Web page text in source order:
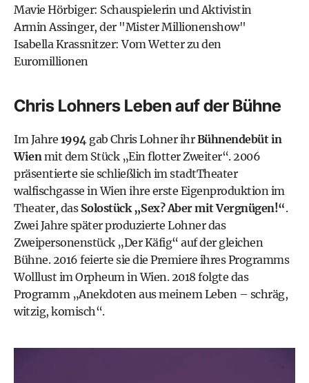
Mavie Hörbiger: Schauspielerin und Aktivistin
Armin Assinger, der "Mister Millionenshow"
Isabella Krassnitzer: Vom Wetter zu den
Euromillionen
Chris Lohners Leben auf der Bühne
Im Jahre 1994 gab Chris Lohner ihrBühnendebüt in
Wien mit dem Stück „Ein flotter Zweiter“. 2006
präsentierte sie schließlich im stadtTheater
walfischgasse in Wien ihre erste Eigenproduktion im
Theater, das Solostück „Sex? Aber mit Vergnügen!“.
Zwei Jahre später produzierte Lohner das
Zweipersonenstück „Der Käfig“ auf der gleichen
Bühne. 2016 feierte sie die Premiere ihres Programms
Wolllust im Orpheum in Wien. 2018 folgte das
Programm „Anekdoten aus meinem Leben – schräg,
witzig, komisch“.